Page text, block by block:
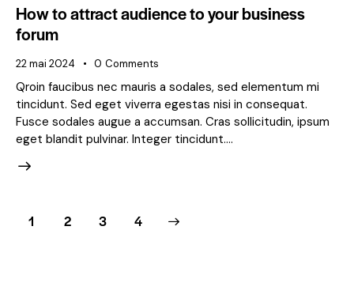
How to attract audience to your business
forum
22 mai 2024 0 Comments
Qroin faucibus nec mauris a sodales, sed elementum mi
tincidunt. Sed eget viverra egestas nisi in consequat.
Fusce sodales augue a accumsan. Cras sollicitudin, ipsum
eget blandit pulvinar. Integer tincidunt.…
1 2 3 4